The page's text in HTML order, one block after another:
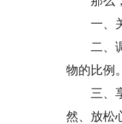
一、关
二、调
物的比例
三、享
然、放松